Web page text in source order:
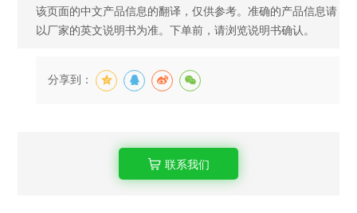
该页面的中文产品信息的翻译，仅供参考。准确的产品信息请
以厂家的英文说明书为准。下单前，请浏览说明书确认。
分享到：
联系我们